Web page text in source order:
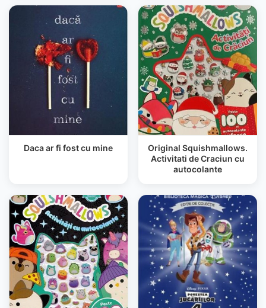
Daca ar fi fost cu mine
Original Squishmallows.
Activitati de Craciun cu
autocolante